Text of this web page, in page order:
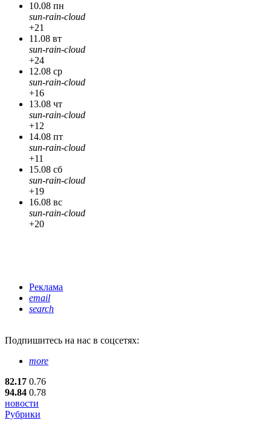
10.08 пн
sun-rain-cloud
+21
11.08 вт
sun-rain-cloud
+24
12.08 ср
sun-rain-cloud
+16
13.08 чт
sun-rain-cloud
+12
14.08 пт
sun-rain-cloud
+11
15.08 сб
sun-rain-cloud
+19
16.08 вс
sun-rain-cloud
+20
Реклама
email
search
Подпишитесь на нас в соцсетях:
more
82.17 0.76
94.84 0.78
новости
Рубрики